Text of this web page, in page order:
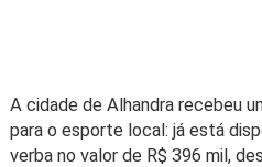
A cidade de Alhandra recebeu
para o esporte local: já está
verba no valor de R$ 396 mil,